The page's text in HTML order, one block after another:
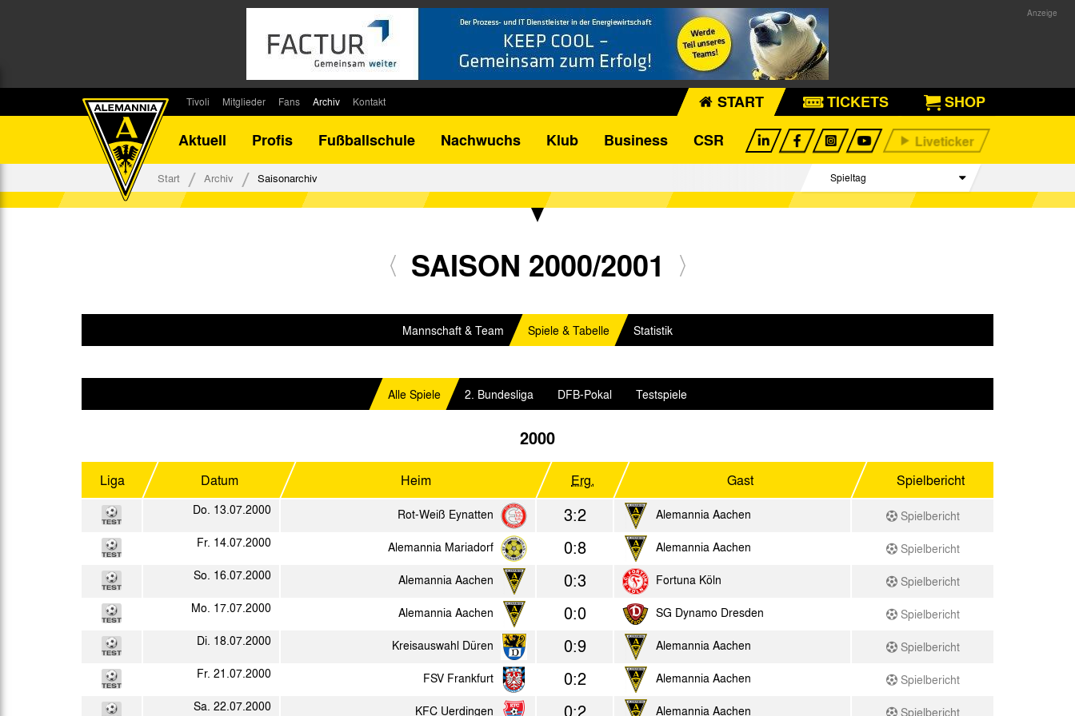
Tivoli
Stadionsprecher
Stadiongaststätte Klömpchensklub
Mitglieder
Kontakt
Fans
Fanbeirat
Fan-Klubs
Archiv
Bilanz DFB-Pokal
Kontakt START TICKETS
SHOP
Aktuell
Profis Fußballschule Nachwuchs Klub Business CSR
Start Archiv Saisonarchiv
Spieltag
Begegnungen
SAISON 2000/2001
Mannschaft & Team Spiele & Tabelle Statistik
Alle Spiele 2. Bundesliga DFB-Pokal Testspiele
2000
Liga Datum Heim Erg. Gast Spielbericht
Do. 13.07.2000 Rot-Weiß Eynatten 3:2 Alemannia Aachen
Spielbericht
Fr. 14.07.2000
Alemannia Mariadorf 0:8 Alemannia Aachen
Spielbericht
So. 16.07.2000
Alemannia Aachen 0:3 Fortuna Köln
Spielbericht
Mo. 17.07.2000
Alemannia Aachen 0:0 SG Dynamo Dresden
Spielbericht
Di. 18.07.2000
Kreisauswahl Düren 0:9 Alemannia Aachen
Spielbericht
Fr. 21.07.2000
FSV Frankfurt 0:2 Alemannia Aachen
Spielbericht
Sa. 22.07.2000
KFC Uerdingen 0:2 Alemannia Aachen
Spielbericht